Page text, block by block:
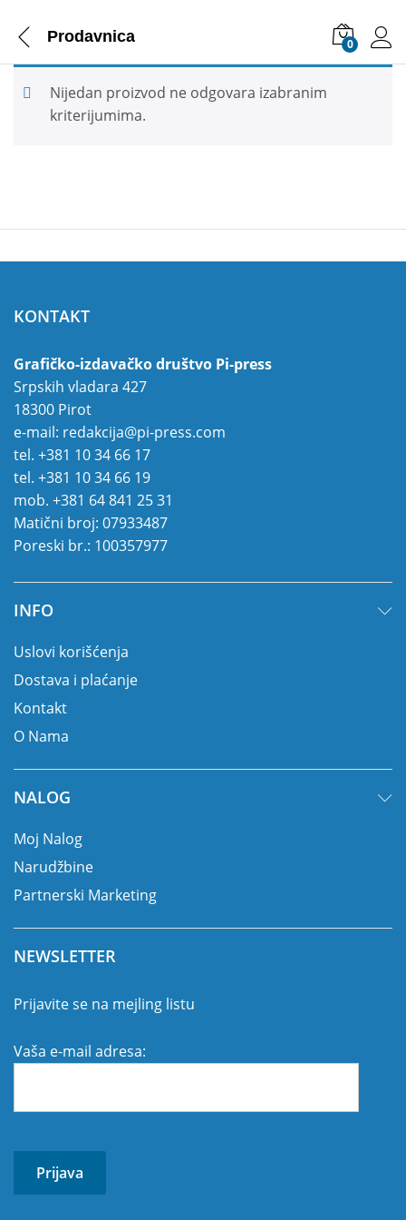
Prodavnica 0
Nijedan proizvod ne odgovara izabranim
kriterijumima.
KONTAKT
Grafičko-izdavačko društvo Pi-press
Srpskih vladara 427
18300 Pirot
e-mail: redakcija@pi-press.com
tel. +381 10 34 66 17
tel. +381 10 34 66 19
mob. +381 64 841 25 31
Matični broj: 07933487
Poreski br.: 100357977
INFO
Uslovi korišćenja
Dostava i plaćanje
Kontakt
O Nama
NALOG
Moj Nalog
Narudžbine
Partnerski Marketing
NEWSLETTER
Prijavite se na mejling listu
Vaša e-mail adresa: